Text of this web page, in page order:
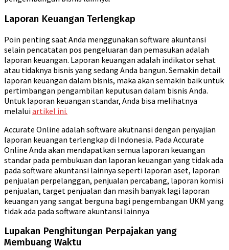
Laporan Keuangan Terlengkap
Poin penting saat Anda menggunakan software akuntansi
selain pencatatan pos pengeluaran dan pemasukan adalah
laporan keuangan. Laporan keuangan adalah indikator sehat
atau tidaknya bisnis yang sedang Anda bangun. Semakin detail
laporan keuangan dalam bisnis, maka akan semakin baik untuk
pertimbangan pengambilan keputusan dalam bisnis Anda.
Untuk laporan keuangan standar, Anda bisa melihatnya
melaluiartikel ini.
Accurate Online adalah software akutnansi dengan penyajian
laporan keuangan terlengkap di Indonesia. Pada Accurate
Online Anda akan mendapatkan semua laporan keuangan
standar pada pembukuan dan laporan keuangan yang tidak ada
pada software akuntansi lainnya seperti laporan aset, laporan
penjualan perpelanggan, penjualan percabang, laporan komisi
penjualan, target penjualan dan masih banyak lagi laporan
keuangan yang sangat berguna bagi pengembangan UKM yang
tidak ada pada software akuntansi lainnya
Lupakan Penghitungan Perpajakan yang
Membuang Waktu